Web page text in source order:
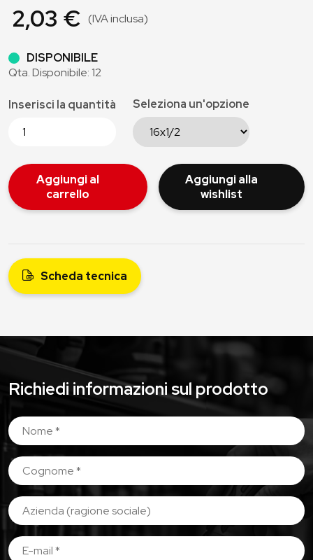
2,03 € (IVA inclusa)
DISPONIBILE
Qta. Disponibile: 12
Inserisci la quantità Seleziona un'opzione
Aggiungi al
carrello
Aggiungi alla
wishlist
Scheda tecnica
Richiedi informazioni sul prodotto